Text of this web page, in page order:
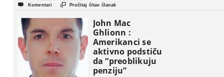
 Komentari  Pročitaj čitav članak
John Mac
Ghlionn :
Amerikanci se
aktivno podstiču
da “preoblikuju
penziju”